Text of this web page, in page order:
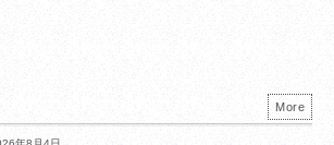
More